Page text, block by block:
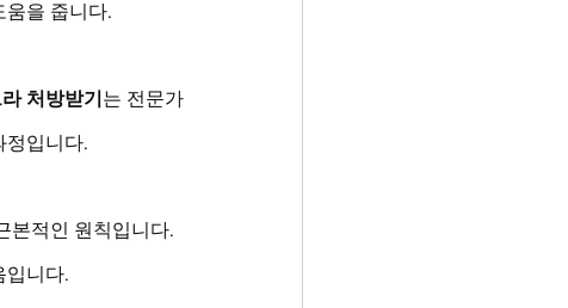
움을 줍니다.
처방받기 는 전문가
정입니다.
본적인 원칙입니다.
입니다.